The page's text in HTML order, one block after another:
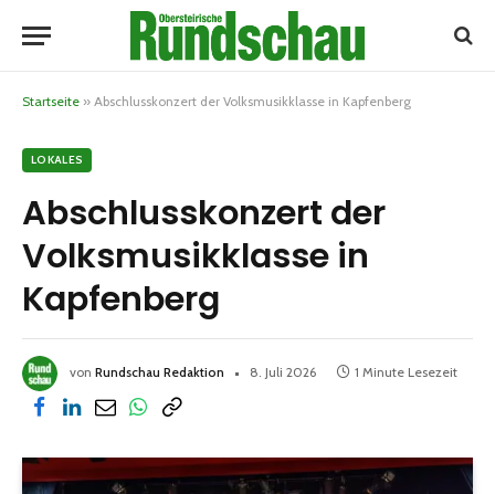
Startseite » Abschlusskonzert der Volksmusikklasse in Kapfenberg
LOKALES
Abschlusskonzert der
Volksmusikklasse in
Kapfenberg
von Rundschau Redaktion 8. Juli 2026 1 Minute Lesezeit